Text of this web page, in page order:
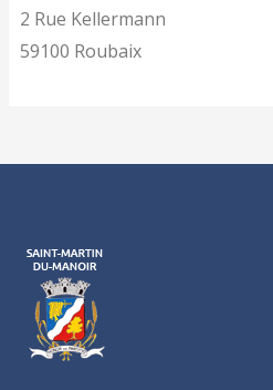
2 Rue Kellermann
59100 Roubaix